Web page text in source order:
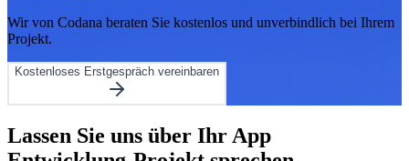
Wir von Codana beraten Sie kostenlos und unverbindlich bei Ihrem
Projekt.
Kostenloses Erstgespräch vereinbaren
Lassen Sie uns über Ihr App